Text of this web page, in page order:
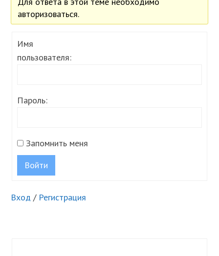
авторизоваться.
Имя
пользователя:
Пароль:
Запомнить меня
Войти
Вход / Регистрация